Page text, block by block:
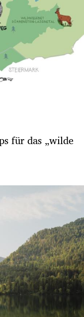
für das „wilde